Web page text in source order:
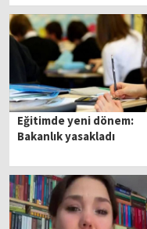
açıldı
Eğitimde yeni dönem:
Bakanlık yasakladı